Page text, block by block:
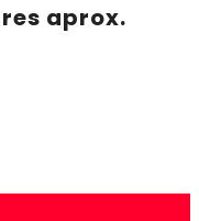
aprox.